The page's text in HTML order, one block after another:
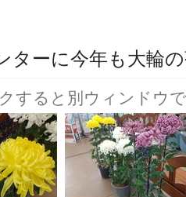
ターに今年も大輪
すると別ウィンドウ